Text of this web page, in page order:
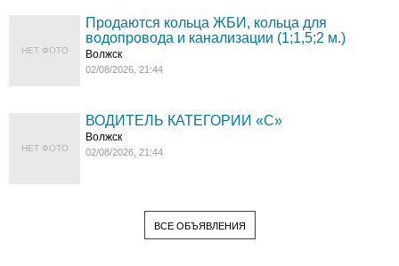
НЕТ ФОТО
Продаются кольца ЖБИ, кольца для
водопровода и канализации (1;1,5;2 м.)
Волжск
02/08/2026, 21:44
НЕТ ФОТО
ВОДИТЕЛЬ КАТЕГОРИИ «C»
Волжск
02/08/2026, 21:44
ВСЕ ОБЪЯВЛЕНИЯ